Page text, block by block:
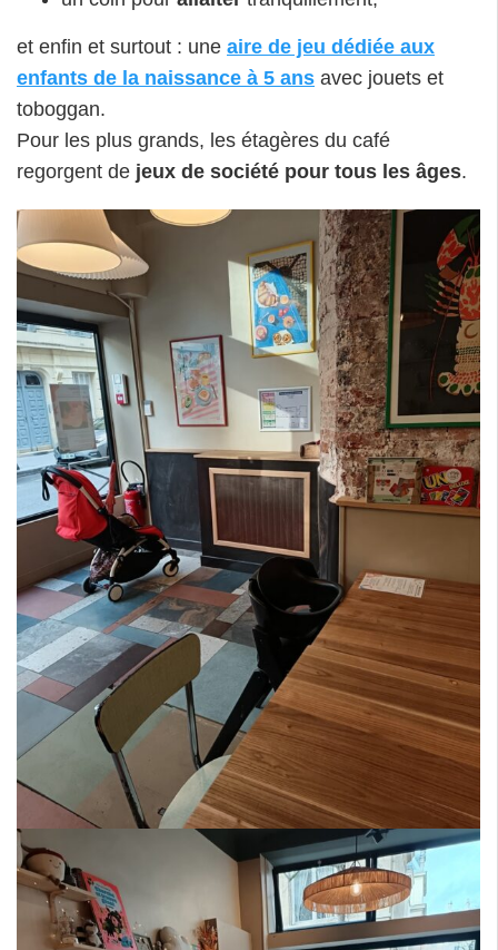
et enfin et surtout : une aire de jeu dédiée aux
enfants de la naissance à 5 ans avec jouets et
toboggan.
Pour les plus grands, les étagères du café
regorgent de jeux de société pour tous les âges.